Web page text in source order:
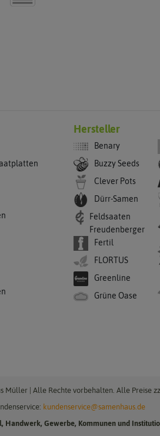
Hersteller
Benary
Buzzy Seeds
Clever Pots
Dürr-Samen
Feldsaaten
Freudenberger
Fertil
FLORTUS
Greenline
Grüne Oase
Müller | Alle Rechte vorbehalten. Alle Preise
kundenservice@samenhaus.de
Handwerk, Gewerbe, Kommunen und